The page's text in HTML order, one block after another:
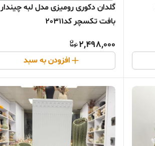
گلدان دکوری رومیزی مدل لبه چیندار
بافت تکسچر کد20311
2,498,000
افزودن به سبد